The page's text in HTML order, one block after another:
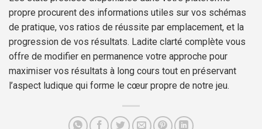
propre procurent des informations utiles sur vos schémas
de pratique, vos ratios de réussite par emplacement, et la
progression de vos résultats. Ladite clarté complète vous
offre de modifier en permanence votre approche pour
maximiser vos résultats à long cours tout en préservant
l’aspect ludique qui forme le cœur propre de notre jeu.